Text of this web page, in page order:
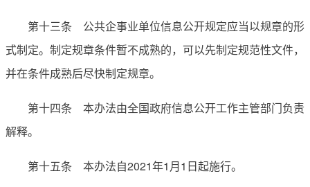
第十三条 公共企事业单位信息公开规定应当以规章的形
式制定。制定规章条件暂不成熟的，可以先制定规范性文件，
并在条件成熟后尽快制定规章。
第十四条 本办法由全国政府信息公开工作主管部门负责
解释。
第十五条 本办法自2021年1月1日起施行。